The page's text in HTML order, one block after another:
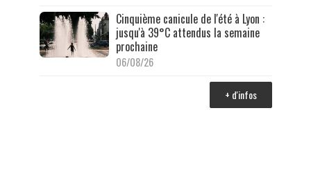
Cinquième canicule de l'été à Lyon :
jusqu'à 39°C attendus la semaine
prochaine
06/08/26
+ d'infos